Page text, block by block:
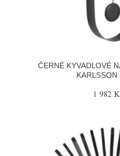
ČERNÉ KYVADLOVÉ
KARLSSON
1 982